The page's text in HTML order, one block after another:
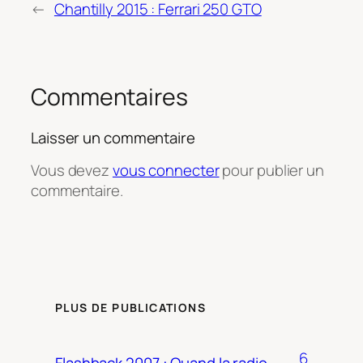
← Chantilly 2015 : Ferrari 250 GTO
Commentaires
Laisser un commentaire
Vous devezvous connecterpour publier un
commentaire.
PLUS DE PUBLICATIONS
6